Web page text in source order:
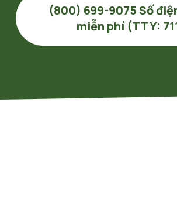
(800) 699-9075 Số
miễn phí (TTY: